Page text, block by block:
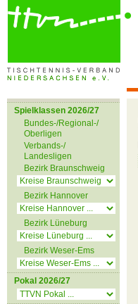
Spielklassen 2026/27
Bundes-/Regional-/
Oberligen
Verbands-/
Landesligen
Bezirk Braunschweig
Bezirk Hannover
Bezirk Lüneburg
Bezirk Weser-Ems
Pokal 2026/27